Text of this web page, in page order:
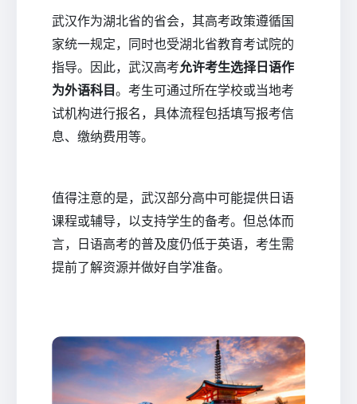
武汉作为湖北省的省会，其高考政策遵循国
家统一规定，同时也受湖北省教育考试院的
指导。因此，武汉高考允许考生选择日语作
为外语科目。考生可通过所在学校或当地考
试机构进行报名，具体流程包括填写报考信
息、缴纳费用等。
值得注意的是，武汉部分高中可能提供日语
课程或辅导，以支持学生的备考。但总体而
言，日语高考的普及度仍低于英语，考生需
提前了解资源并做好自学准备。